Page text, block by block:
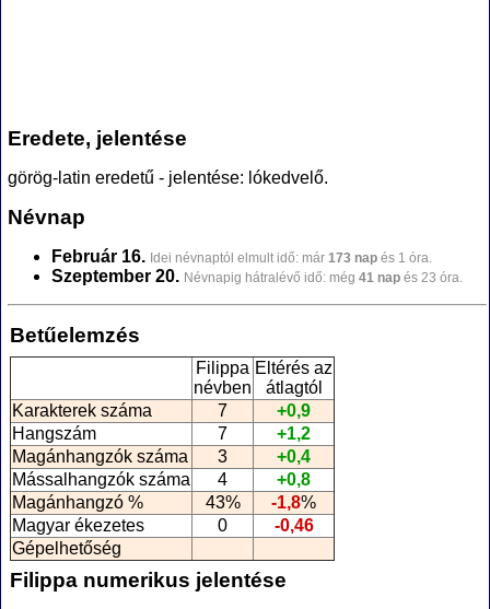
Eredete, jelentése
görög-latin eredetű - jelentése: lókedvelő.
Névnap
Február 16. Idei névnaptól elmult idő: már 173 nap és 1 óra.
Szeptember 20. Névnapig hátralévő idő: még 41 nap és 23 óra.
Betűelemzés
Filippa
névben
Eltérés az
átlagtól
Karakterek száma
7
+0,9
Hangszám
7
+1,2
Magánhangzók száma
3
+0,4
Mássalhangzók száma
4
+0,8
Magánhangzó %
43% -1,8%
Magyar ékezetes
0
-0,46
Gépelhetőség
Filippa numerikus jelentése